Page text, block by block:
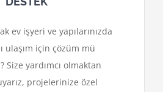
ev işyeri ve yapılarınızda
ulaşım için çözüm mü
Size yardımcı olmaktan
projelerinize özel